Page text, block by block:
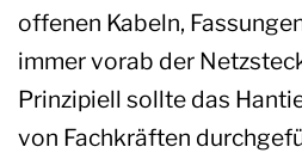
offenen Kabeln,
immer vorab der
Prinzipiell sollte das
von Fachkräften